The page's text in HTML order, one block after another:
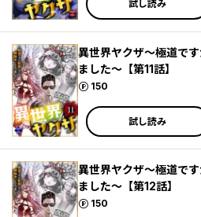
試し読み
異世界ヤクザ～極道で
ました～【第11話】
150
ポイント
試し読み
異世界ヤクザ～極道で
ました～【第12話】
150
ポイント